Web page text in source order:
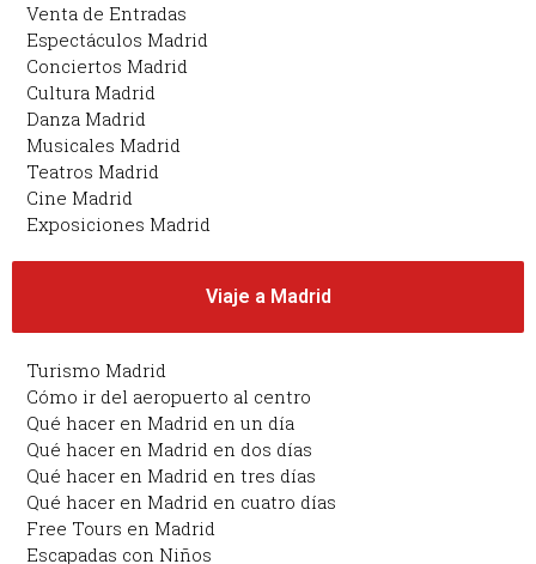
Venta de Entradas
Espectáculos Madrid
Conciertos Madrid
Cultura Madrid
Danza Madrid
Musicales Madrid
Teatros Madrid
Cine Madrid
Exposiciones Madrid
Viaje a Madrid
Turismo Madrid
Cómo ir del aeropuerto al centro
Qué hacer en Madrid en un día
Qué hacer en Madrid en dos días
Qué hacer en Madrid en tres días
Qué hacer en Madrid en cuatro días
Free Tours en Madrid
Escapadas con Niños